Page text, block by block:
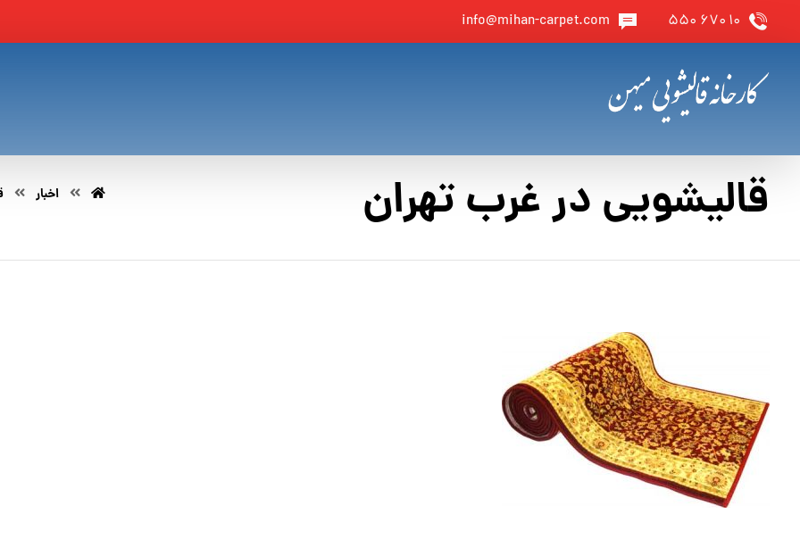
۱۰ ۶۷۰ ۵۵۰ info@mihan-carpet.com
قالیشویی در غرب تهران اخبار